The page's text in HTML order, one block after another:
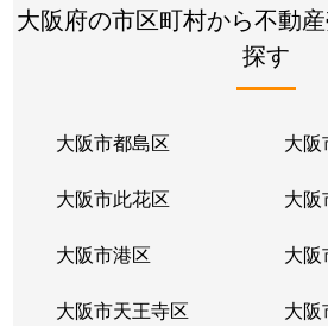
大阪府の市区町村から不動
探す
大阪市都島区 大阪
大阪市此花区 大阪
大阪市港区 大阪
大阪市天王寺区 大阪